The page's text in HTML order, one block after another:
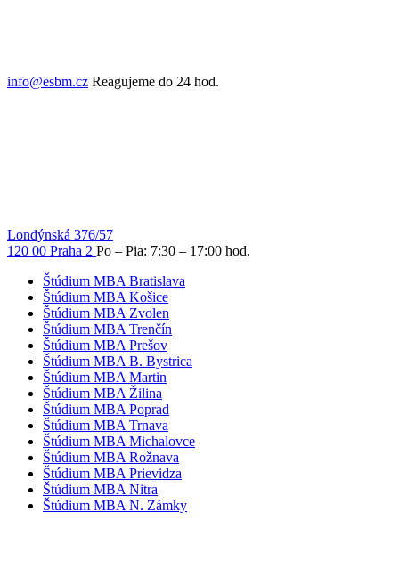
info@esbm.cz Reagujeme do 24 hod.
Londýnská 376/57
120 00 Praha 2 Po – Pia: 7:30 – 17:00 hod.
Štúdium MBA Bratislava
Štúdium MBA Košice
Štúdium MBA Zvolen
Štúdium MBA Trenčín
Štúdium MBA Prešov
Štúdium MBA B. Bystrica
Štúdium MBA Martin
Štúdium MBA Žilina
Štúdium MBA Poprad
Štúdium MBA Trnava
Štúdium MBA Michalovce
Štúdium MBA Rožnava
Štúdium MBA Prievidza
Štúdium MBA Nitra
Štúdium MBA N. Zámky